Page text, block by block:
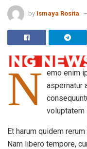
by Ismaya Rosita
N emo enim
aspernatur
voluptatem
Et harum quidem
Nam libero tempore,